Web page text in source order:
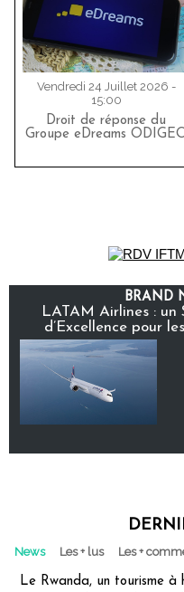
Vendredi 24 Juillet 2026 -
15:00
Droit de réponse du
Groupe eDreams
BRAND
LATAM Airlines :
d’Excellence pour
News Les + lus Les +
Le Rwanda, un tourisme